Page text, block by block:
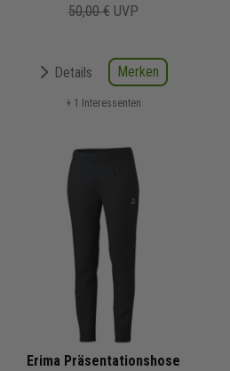
50,00 € UVP
Details Merken
+ 1 Interessenten
Erima Präsentationshose